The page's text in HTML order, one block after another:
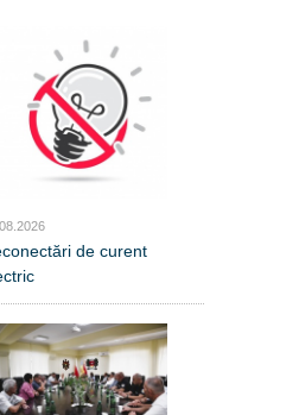
de curent